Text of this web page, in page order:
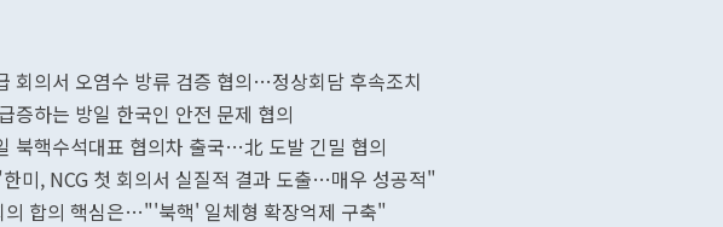
회의서 오염수 방류 검증 협의…정상회담 후속조치
증하는 방일 한국인 안전 문제 협의
북핵수석대표 협의차 출국…北 도발 긴밀 협의
미, NCG 첫 회의서 실질적 결과 도출…매우 성공적"
의 합의 핵심은…"'북핵' 일체형 확장억제 구축"